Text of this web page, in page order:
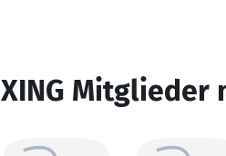
XING Mitglieder